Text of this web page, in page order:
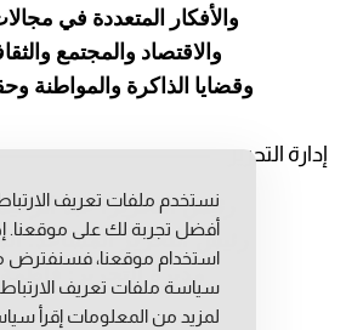
والأفكار المتعددة في
والاقتصاد والمجتمع
وقضايا الذاكرة والمواطنة
إدارة التحرير
رئيس التحرير: عبد الرحيم
رئيس التحرير المساعد:
مديرة التحرير:
نستخدم ملفات تعريف
أفضل تجربة لك على موقعنا.
استخدام موقعنا، فسنفترض
سياسة ملفات تعريف الارتباط
لمزيد من المعلومات إقرأ